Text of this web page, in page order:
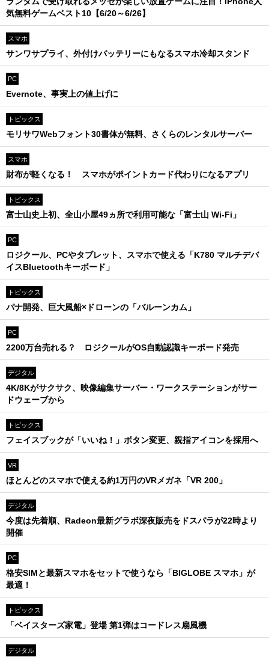
気無料ゲームベスト10【6/20～6/26】
スマホ
サンワサプライ、外付けバッテリーにもなるスマホ冷却スタンド
PC
Evernote、事実上の値上げに
トピックス
モリサワWebフォント30書体が無料、さくらのレンタルサーバー
スマホ
財布が軽くなる！ スマホがポイントカード代わりになるアプリ
トピックス
富士山史上初、全山小屋49ヵ所で利用可能な「富士山 Wi-Fi」
PC
ロジクール、PCやタブレット、スマホで使える「K780 マルチデバ
イスBluetoothキーボード」
トピックス
パナ開発、巨大風船×ドローンの「バルーンカム」
PC
2200万台売れる？ ロジクールがOS自動認識キーボード発売
デジタル
4K/8Kがサクサク、映像編集サーバー・ワークステーションがサー
ドウェーブから
トピックス
フェイスブックが「いいね！」ボタン変更、親指アイコンを採用へ
VR
ほとんどのスマホで使える約1万円のVRメガネ「VR 200」
デジタル
今度は先着順、Radeon最新グラボ深夜販売をドスパラが22時より
開催
PC
格安SIMと最新スマホをセットで使うなら「BIGLOBE スマホ」が
最適！
トピックス
「ベイスターズ家電」登場 第1弾はコードレス扇風機
デジタル